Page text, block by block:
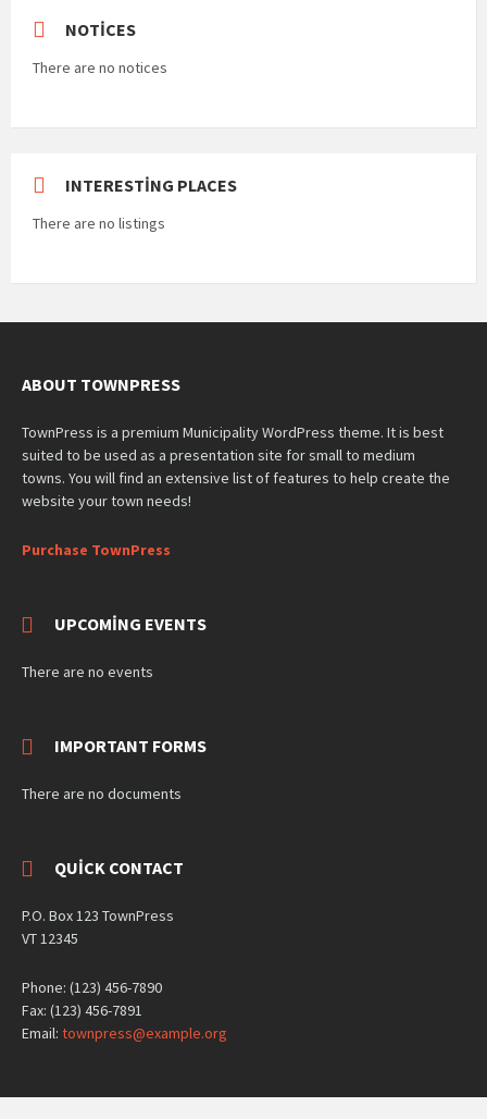
NOTICES
There are no notices
INTERESTING PLACES
There are no listings
ABOUT TOWNPRESS
TownPress is a premium Municipality WordPress theme. It is best
suited to be used as a presentation site for small to medium
towns. You will find an extensive list of features to help create the
website your town needs!
Purchase TownPress
UPCOMING EVENTS
There are no events
IMPORTANT FORMS
There are no documents
QUICK CONTACT
P.O. Box 123 TownPress
VT 12345
Phone: (123) 456-7890
Fax: (123) 456-7891
Email: townpress@example.org